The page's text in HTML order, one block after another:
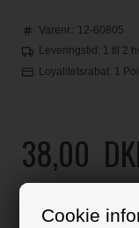
Cookie
Varenr.: 12-60805
Leveringstid: 1 til 2
Loyalitetsrabat: 1
38,00
Klik her for pris inkl.